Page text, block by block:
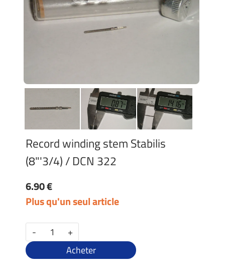
Record winding stem Stabilis
(8"'3/4) / DCN 322
6.90 €
Plus qu'un seul article
-
+
Acheter